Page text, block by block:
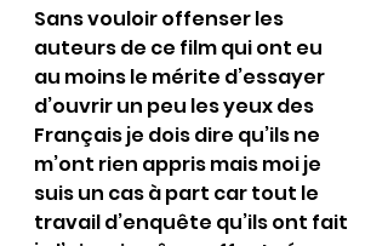
Sans vouloir offenser les
auteurs de ce film qui ont eu
au moins le mérite d’essayer
d’ouvrir un peu les yeux des
Français je dois dire qu’ils ne
m’ont rien appris mais moi je
suis un cas à part car tout le
travail d’enquête qu’ils ont fait